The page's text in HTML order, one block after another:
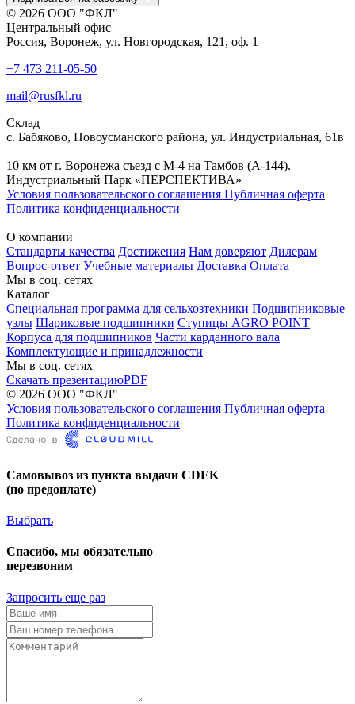
© 2026 ООО "ФКЛ"
Центральный офис
Россия, Воронеж, ул. Новгородская, 121, оф. 1
+7 473 211-05-50
mail@rusfkl.ru
Склад
с. Бабяково, Новоусманского района, ул. Индустриальная, 61в
10 км от г. Воронежа съезд с М-4 на Тамбов (А-144).
Индустриальный Парк «ПЕРСПЕКТИВА»
Условия пользовательского соглашения Публичная оферта
Политика конфиденциальности
О компании
Стандарты качества Достижения Нам доверяют Дилерам
Вопрос-ответ Учебные материалы Доставка Оплата
Мы в соц. сетях
Каталог
Специальная программа для сельхозтехники Подшипниковые
узлы Шариковые подшипники Ступицы AGRO POINT
Корпуса для подшипников Части карданного вала
Комплектующие и принадлежности
Мы в соц. сетях
Скачать презентациюPDF
© 2026 ООО "ФКЛ"
Условия пользовательского соглашения Публичная оферта
Политика конфиденциальности
Самовывоз из пункта выдачи CDEK
(по предоплате)
Выбрать
Спасибо, мы обязательно
перезвоним
Запросить еще раз